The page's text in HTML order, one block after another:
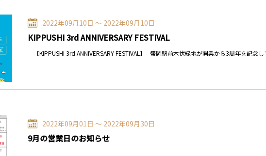
2022年09月10日 〜 2022年09月10日
KIPPUSHI 3rd ANNIVERSARY FESTIVAL
【KIPPUSHI 3rd ANNIVERSARY FESTIVAL】 盛岡駅前木伏緑地が開業から3周年を記念
2022年09月01日 〜 2022年09月30日
9月の営業日のお知らせ